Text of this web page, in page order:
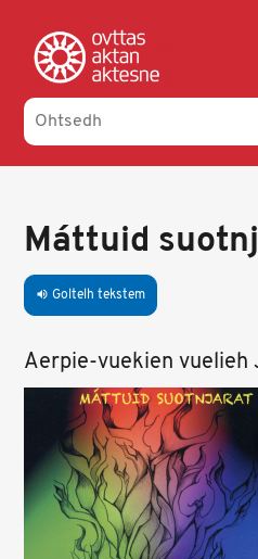
main
content
Máttuid
volume_up Goltelh tekstem
Aerpie-vuekien vuelieh